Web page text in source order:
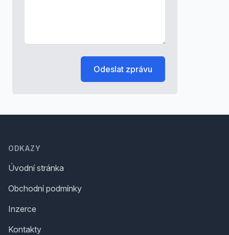
Odeslat zprávu
ODKAZY
Úvodní stránka
Obchodní podmínky
Inzerce
Kontakty